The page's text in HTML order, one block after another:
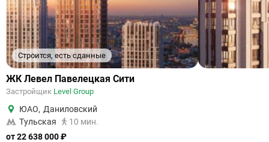
Строится, есть сданные
ЖК Левел Павелецкая Сити
Застройщик Level Group
ЮАО, Даниловский
Тульская
10 мин.
от 22 638 000 ₽